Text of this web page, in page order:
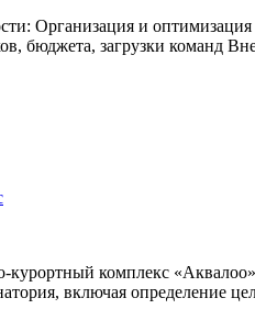
Организация и
бюджета, загрузки команд
комплекс «Аквалоо»,
включая